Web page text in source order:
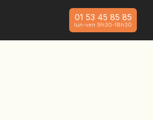
01 53 45 85 85
lun-ven 9h30-18h30